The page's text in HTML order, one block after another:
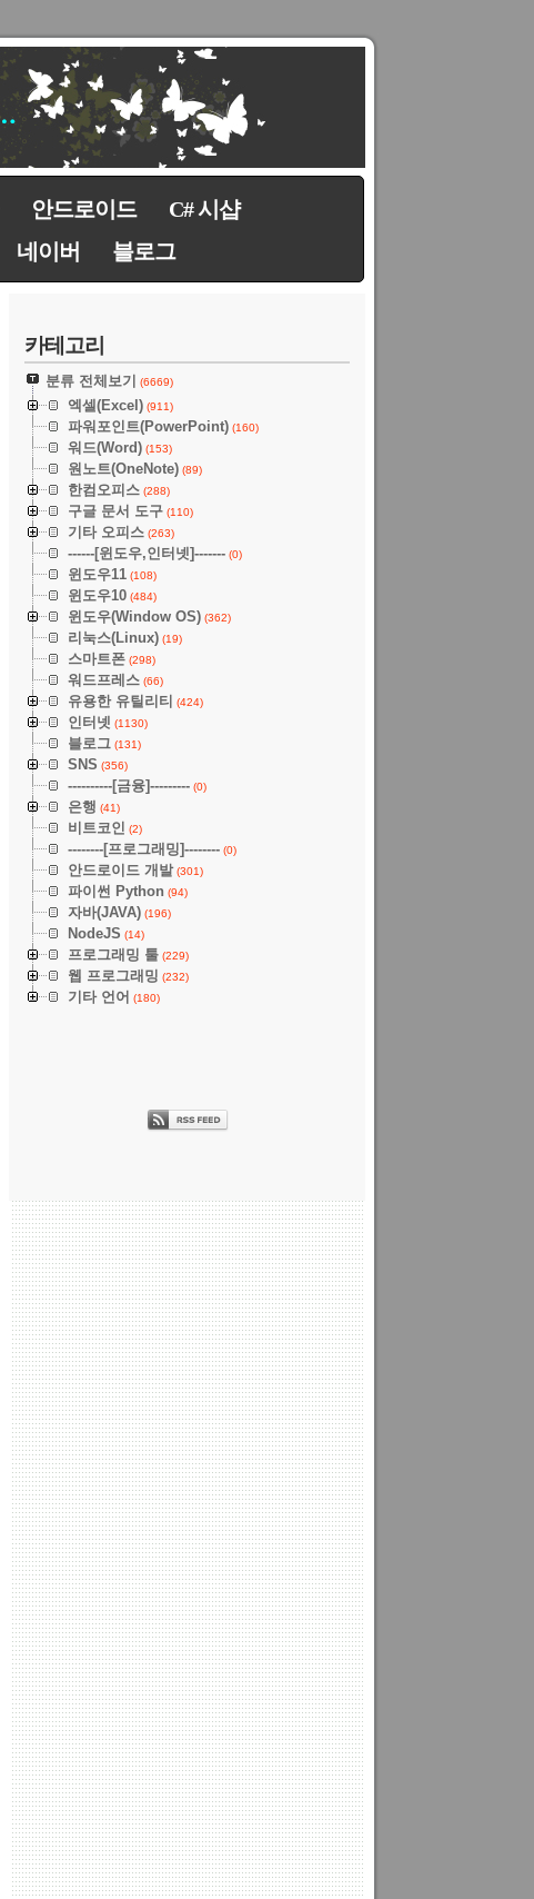
안드로이드
C# 시샵
네이버 블로그
카테고리
분류 전체보기 (6669)
엑셀(Excel) (911)
파워포인트(PowerPoint) (160)
워드(Word) (153)
원노트(OneNote) (89)
한컴오피스 (288)
구글 문서 도구 (110)
기타 오피스 (263)
------[윈도우,인터넷]------- (0)
윈도우11 (108)
윈도우10 (484)
윈도우(Window OS) (362)
리눅스(Linux) (19)
스마트폰 (298)
워드프레스 (66)
유용한 유틸리티 (424)
인터넷 (1130)
블로그 (131)
SNS (356)
----------[금융]--------- (0)
은행 (41)
비트코인 (2)
--------[프로그래밍]-------- (0)
안드로이드 개발(301)
파이썬 Python (94)
자바(JAVA) (196)
NodeJS (14)
프로그래밍 툴 (229)
웹 프로그래밍 (232)
기타 언어 (180)